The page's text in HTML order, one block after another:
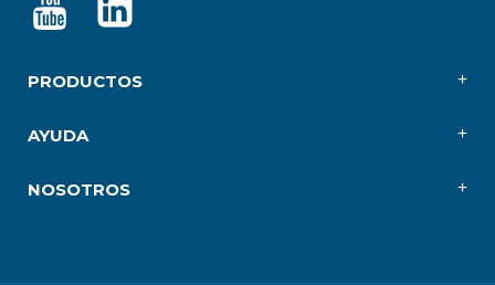
PRODUCTOS
AYUDA
NOSOTROS